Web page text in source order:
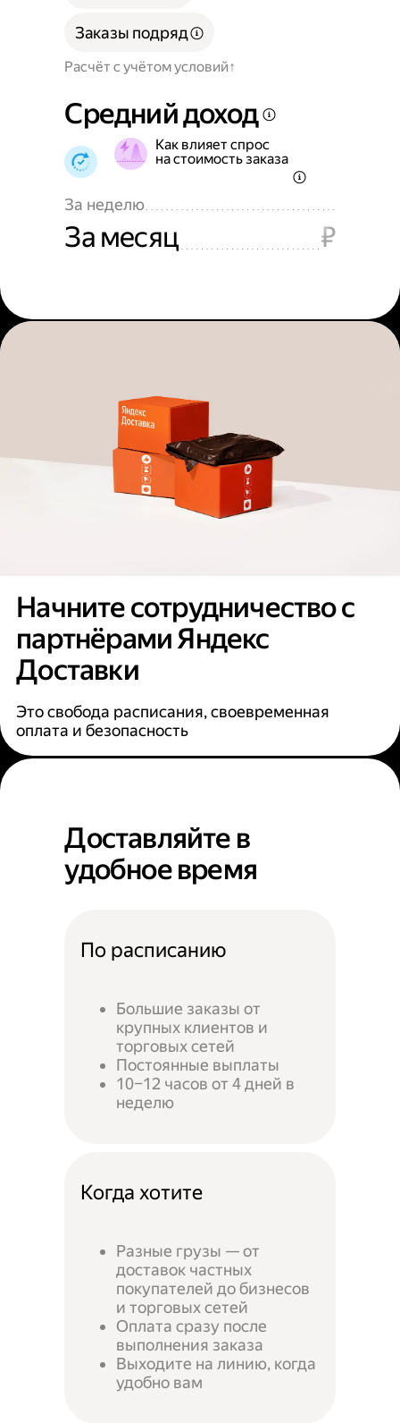
Расчёт с учётом условий
Заказы подряд
Средний доход
Как влияет спрос
на стоимость заказа
За неделю
За месяц ₽
Начните сотрудничество с
партнёрами Яндекс
Доставки
Это свобода расписания, своевременная
оплата и безопасность
Доставляйте в
удобное время
По расписанию
Большие заказы от
крупных клиентов и
торговых сетей
Постоянные выплаты
10–12 часов от 4 дней в
неделю
Когда хотите
Разные грузы — от
доставок частных
покупателей до бизнесов
и торговых сетей
Оплата сразу после
выполнения заказа
Выходите на линию, когда
удобно вам